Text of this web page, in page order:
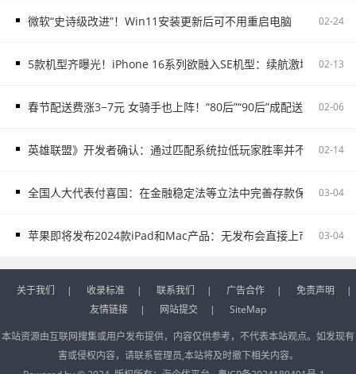
微软“史诗级改进”！Win11安装更新后可不用重启电脑 02-24
5款机型齐曝光！iPhone 16系列欲融入SE机型：续航激增、8G内
02-13
春节配送费涨3−7元 女骑手也上阵！“80后”“90后”成配送主力02-06
英雄联盟》开发者确认：通过匹配系统拉低玩家胜率并不存在02-14
全国人大代表付喜国：在金融稳定法等立法中完善存款保险制度
03-04
苹果即将发布2024款iPad和Mac产品：无发布会直接上市 03-04
关于我们 | 收录标准 | 联系我们 | 广告合作 | 免责声明
|
友情链接
| 网站提交 |
SiteMap
本站资源由互联网搜集或用户发布提供，内容仅供参考，不代表本站观点。如发现有
害或侵权内容，请联系管理员,本站将及时撤下相关内容。